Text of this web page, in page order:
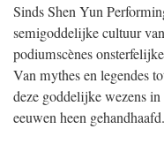
Sinds Shen Yun
semigoddelijke cultuur
podiumscènes
Van mythes en legendes
deze goddelijke wezens
eeuwen heen gehandhaafd.